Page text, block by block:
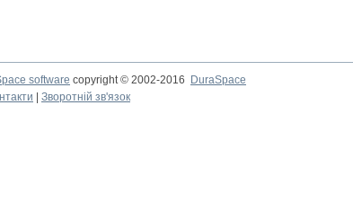
software copyright © 2002-2016 DuraSpace
Зворотній зв'язок